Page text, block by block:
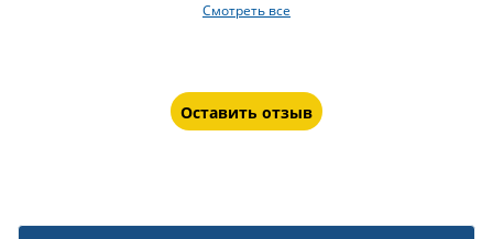
Смотреть все
Оставить отзыв